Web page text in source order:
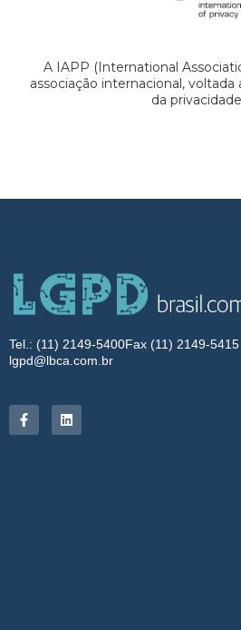
A IAPP (International
associação internacional,
da
Tel.: (11) 2149-5400Fax (11) 2149-5415
lgpd@lbca.com.br